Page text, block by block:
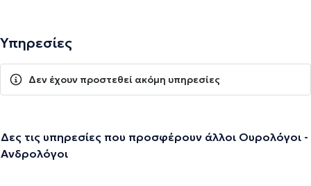
Υπηρεσίες
Δεν έχουν προστεθεί ακόμη υπηρεσίες
Δες τις υπηρεσίες που προσφέρουν άλλοι Ουρολόγοι -
Ανδρολόγοι